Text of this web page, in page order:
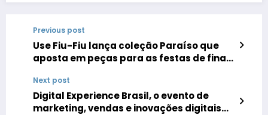
Previous post
Use Fiu-Fiu lança coleção Paraíso que
aposta em peças para as festas de final
Next post
Digital Experience Brasil, o evento de
marketing, vendas e inovações digitais